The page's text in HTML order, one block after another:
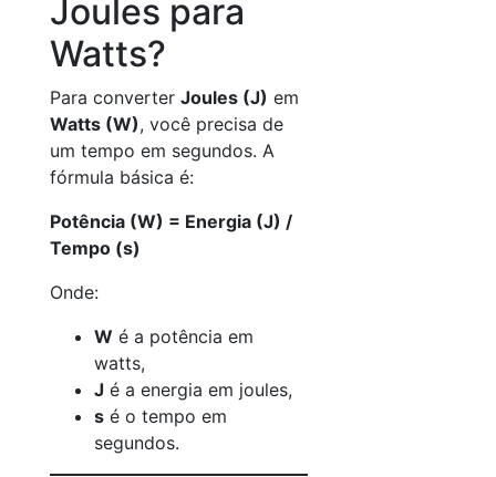
Joules para
Watts?
Para converter Joules (J) em
Watts (W), você precisa de
um tempo em segundos. A
fórmula básica é:
Potência (W) = Energia (J) /
Tempo (s)
Onde:
W é a potência em
watts,
J é a energia em joules,
s é o tempo em
segundos.